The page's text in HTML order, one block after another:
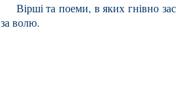
Вірші та поеми, в яких гнівно
за волю.